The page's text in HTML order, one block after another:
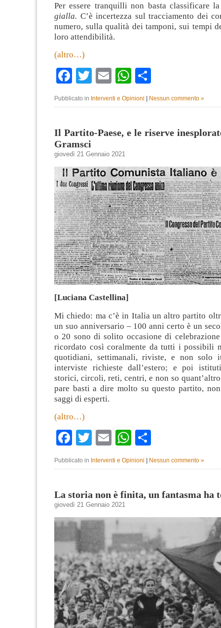
Per essere tranquilli non basta classificare
gialla. C’è incertezza sul tracciamento dei
numero, sulla qualità dei tamponi, sui tempi
loro attendibilità.
(altro…)
Facebook
TwitterEmailWhatsApp
Pubblicato in Interventi e Opinioni Nessun commento »
Il Partito-Paese, e le riserve
Gramsci
giovedì 21 Gennaio 2021
[Luciana Castellina]
Mi chiedo: ma c’è in Italia un altro partito
un suo anniversario – 100 anni certo è un
o 20 sono di solito occasione di
ricordato così coralmente da tutti i possibili
quotidiani, settimanali, riviste, e non solo
interviste richieste dall’estero; e poi
storici, circoli, reti, centri, e non so
pare basti a dire molto su questo partito,
saggi di esperti.
(altro…)
Facebook
TwitterEmailWhatsApp
Pubblicato in Interventi e Opinioni Nessun commento »
La storia non è finita, un fantasma ha
giovedì 21 Gennaio 2021